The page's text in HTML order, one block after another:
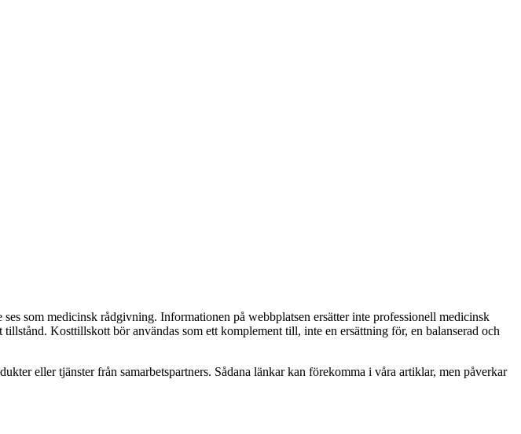
som medicinsk rådgivning. Informationen på webbplatsen ersätter inte professionell medicinsk
Kosttillskott bör användas som ett komplement till, inte en ersättning för, en balanserad och
eller tjänster från samarbetspartners. Sådana länkar kan förekomma i våra artiklar, men påverkar